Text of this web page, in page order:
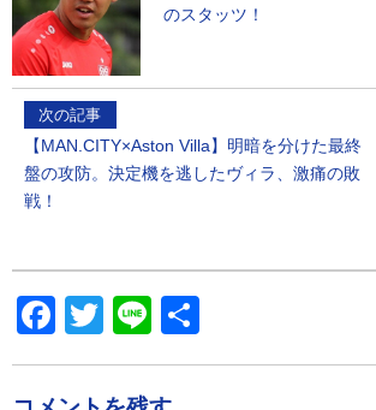
のスタッツ！
次の記事
【MAN.CITY×Aston Villa】明暗を分けた最終
盤の攻防。決定機を逃したヴィラ、激痛の敗
戦！
Facebook
Twitter
Line
有